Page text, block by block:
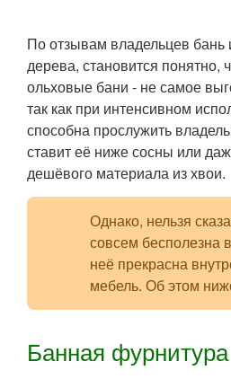
По отзывам владельцев бань
дерева, становится понятно,
ольховые бани - не самое
так как при интенсивном
способна прослужить
ставит её ниже сосны или
дешёвого материала из хвои.
Однако, нельзя
совсем бесполезна
неё прекрасна
мебель. Об этом
Банная фурнитура